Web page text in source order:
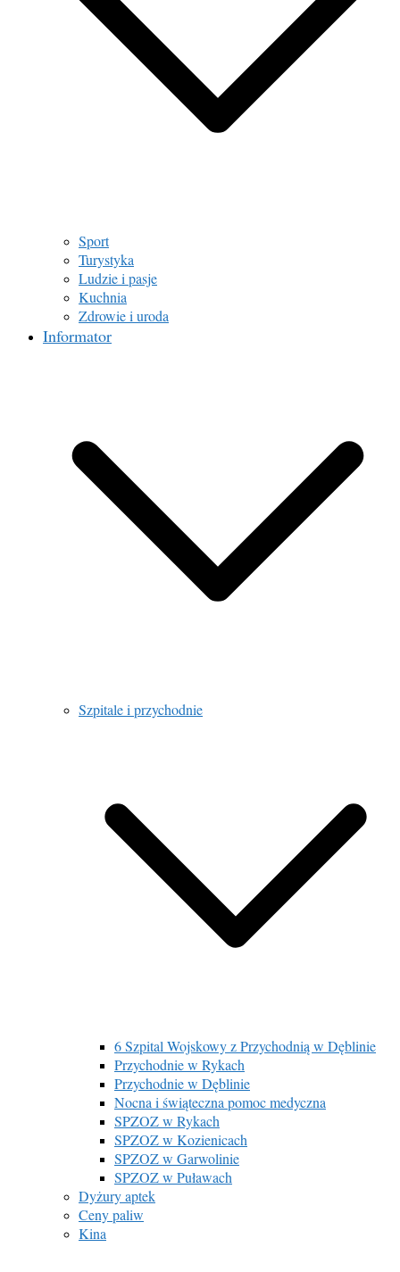
Sport
Turystyka
Ludzie i pasje
Kuchnia
Zdrowie i uroda
Informator
Szpitale i przychodnie
6 Szpital Wojskowy z Przychodnią w Dęblinie
Przychodnie w Rykach
Przychodnie w Dęblinie
Nocna i świąteczna pomoc medyczna
SPZOZ w Rykach
SPZOZ w Kozienicach
SPZOZ w Garwolinie
SPZOZ w Puławach
Dyżury aptek
Ceny paliw
Kina